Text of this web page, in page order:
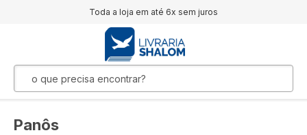
Toda a loja em até 6x sem juros
Panôs